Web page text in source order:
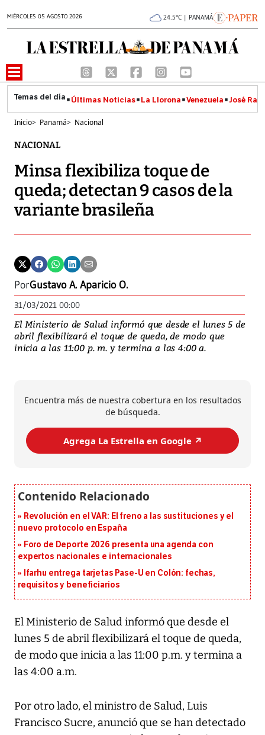
MIÉRCOLES 05 AGOSTO 2026 24.5°C | PANAMÁ
Últimas Noticias La Llorona Venezuela José
Inicio> Panamá> Nacional
NACIONAL
Minsa flexibiliza toque de
queda; detectan 9 casos de la
variante brasileña
PorGustavo A. Aparicio O.
31/03/2021 00:00
El Ministerio de Salud informó que desde el lunes 5 de
abril flexibilizará el toque de queda, de modo que
inicia a las 11:00 p. m. y termina a las 4:00 a.
Encuentra más de nuestra cobertura en los resultados
de búsqueda.
Agrega La Estrella en Google ↗️
Revolución en el VAR: El freno a las sustituciones y el
nuevo protocolo en España
Foro de Deporte 2026 presenta una agenda con
expertos nacionales e internacionales
Ifarhu entrega tarjetas Pase-U en Colón: fechas,
requisitos y beneficiarios
El Ministerio de Salud informó que desde el
lunes 5 de abril flexibilizará el toque de queda,
de modo que inicia a las 11:00 p.m. y termina a
las 4:00 a.m.
Por otro lado, el ministro de Salud, Luis
Francisco Sucre, anunció que se han detectado